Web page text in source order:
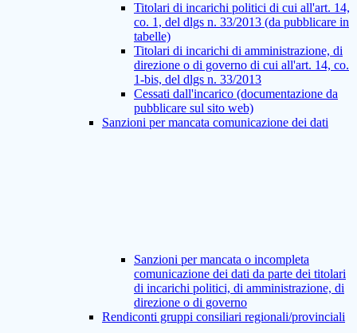
Titolari di incarichi politici di cui all'art. 14,
co. 1, del dlgs n. 33/2013 (da pubblicare in
tabelle)
Titolari di incarichi di amministrazione, di
direzione o di governo di cui all'art. 14, co.
1-bis, del dlgs n. 33/2013
Cessati dall'incarico (documentazione da
pubblicare sul sito web)
Sanzioni per mancata comunicazione dei dati
Sanzioni per mancata o incompleta
comunicazione dei dati da parte dei titolari
di incarichi politici, di amministrazione, di
direzione o di governo
Rendiconti gruppi consiliari regionali/provinciali